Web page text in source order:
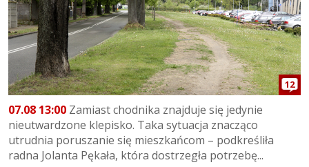
12
07.08 13:00 Zamiast chodnika znajduje się jedynie
nieutwardzone klepisko. Taka sytuacja znacząco
utrudnia poruszanie się mieszkańcom – podkreśliła
radna Jolanta Pękała, która dostrzegła potrzebę...